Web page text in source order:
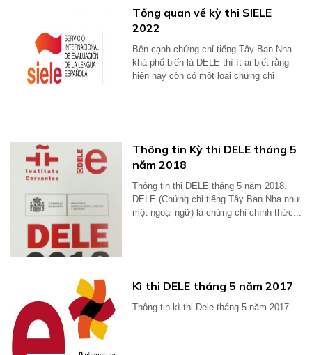
Tổng quan về kỳ thi SIELE
2022
Bên cạnh chứng chỉ tiếng Tây Ban Nha
khá phổ biến là DELE thì ít ai biết rằng
hiện nay còn có một loại chứng chỉ
Thông tin Kỳ thi DELE tháng 5
năm 2018
Thông tin thi DELE tháng 5 năm 2018.
DELE (Chứng chỉ tiếng Tây Ban Nha như
một ngoại ngữ) là chứng chỉ chính thức...
Kì thi DELE tháng 5 năm 2017
Thông tin kì thi Dele tháng 5 năm 2017